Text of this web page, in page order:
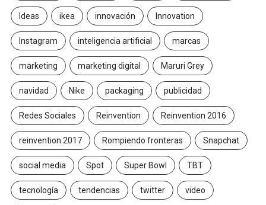
Ideas ikea innovación Innovation
Instagram inteligencia artificial marcas
marketing marketing digital Maruri Grey
navidad Nike packaging publicidad
Redes Sociales Reinvention Reinvention 2016
reinvention 2017 Rompiendo fronteras Snapchat
social media Spot Super Bowl TBT
tecnología tendencias twitter video